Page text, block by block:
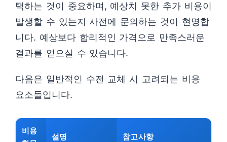
택하는 것이 중요하며, 예상치 못한 추가 비용이
발생할 수 있는지 사전에 문의하는 것이 현명합
니다. 예상보다 합리적인 가격으로 만족스러운
결과를 얻으실 수 있습니다.
다음은 일반적인 수전 교체 시 고려되는 비용
요소들입니다.
비용
설명 참고사항